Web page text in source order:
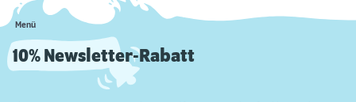
Menü
10% Newsletter-Rabatt